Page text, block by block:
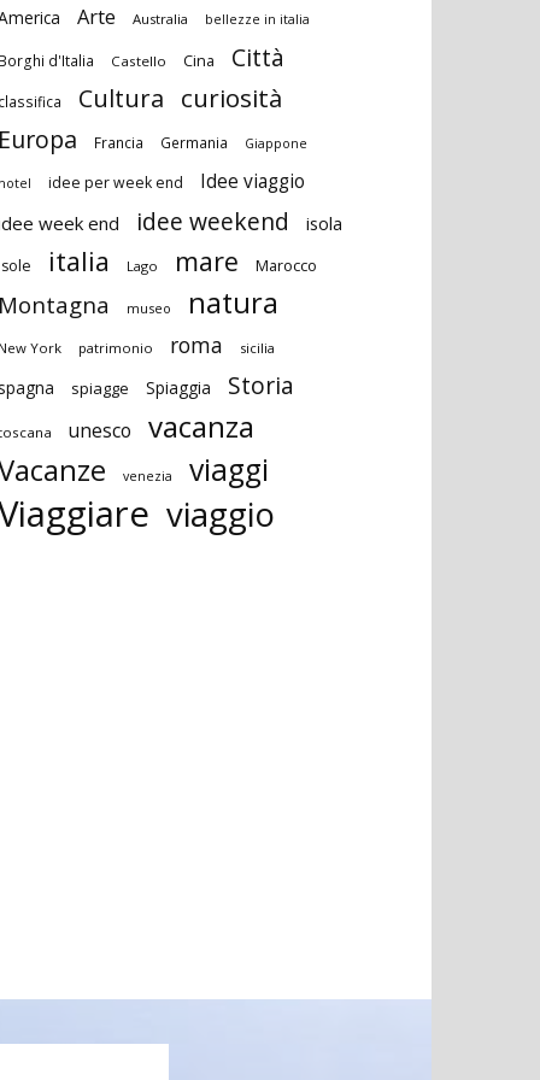
Arte Australia bellezze in italia
d'Italia Castello Cina Città
Cultura curiosità
Francia Germania Giappone
idee per week end Idee viaggio
week end idee weekend isola
italia Lago mare Marocco
museo natura
York patrimonio roma sicilia
spiagge Spiaggia Storia
unesco vacanza
venezia viaggi
viaggio